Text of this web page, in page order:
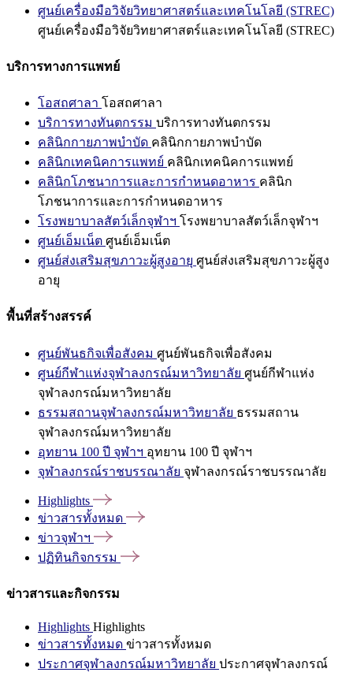
ศูนย์เครื่องมือวิจัยวิทยาศาสตร์และเทคโนโลยี (STREC)
ศูนย์เครื่องมือวิจัยวิทยาศาสตร์และเทคโนโลยี (STREC)
บริการทางการแพทย์
โอสถศาลา โอสถศาลา
บริการทางทันตกรรม บริการทางทันตกรรม
คลินิกกายภาพบำบัด คลินิกกายภาพบำบัด
คลินิกเทคนิคการแพทย์ คลินิกเทคนิคการแพทย์
คลินิกโภชนาการและการกำหนดอาหาร คลินิก
โภชนาการและการกำหนดอาหาร
โรงพยาบาลสัตว์เล็กจุฬาฯ โรงพยาบาลสัตว์เล็กจุฬาฯ
ศูนย์เอ็มเน็ต ศูนย์เอ็มเน็ต
ศูนย์ส่งเสริมสุขภาวะผู้สูงอายุ ศูนย์ส่งเสริมสุขภาวะผู้สูง
อายุ
พื้นที่สร้างสรรค์
ศูนย์พันธกิจเพื่อสังคม ศูนย์พันธกิจเพื่อสังคม
ศูนย์กีฬาแห่งจุฬาลงกรณ์มหาวิทยาลัย ศูนย์กีฬาแห่ง
จุฬาลงกรณ์มหาวิทยาลัย
ธรรมสถานจุฬาลงกรณ์มหาวิทยาลัย ธรรมสถาน
จุฬาลงกรณ์มหาวิทยาลัย
อุทยาน 100 ปี จุฬาฯ อุทยาน 100 ปี จุฬาฯ
จุฬาลงกรณ์ราชบรรณาลัย จุฬาลงกรณ์ราชบรรณาลัย
Highlights
ข่าวสารทั้งหมด
ข่าวจุฬาฯ
ปฏิทินกิจกรรม
ข่าวสารและกิจกรรม
Highlights Highlights
ข่าวสารทั้งหมด ข่าวสารทั้งหมด
ประกาศจุฬาลงกรณ์มหาวิทยาลัย ประกาศจุฬาลงกรณ์